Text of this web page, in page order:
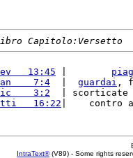
Capitolo:Versetto
13:45
7:4 guardai ,
3:2
| scorticate
16:22 |    contro
IntraText®(V89) - Some rights